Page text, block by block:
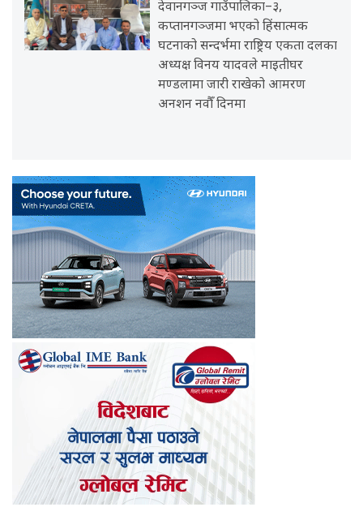
देवानगञ्ज गाउँपालिका–३,
कप्तानगञ्जमा भएको हिंसात्मक
घटनाको सन्दर्भमा राष्ट्रिय एकता दलका
अध्यक्ष विनय यादवले माइतीघर
मण्डलामा जारी राखेको आमरण
अनशन नवौँ दिनमा